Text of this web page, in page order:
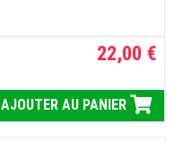
22,00 €
AJOUTER AU PANIER